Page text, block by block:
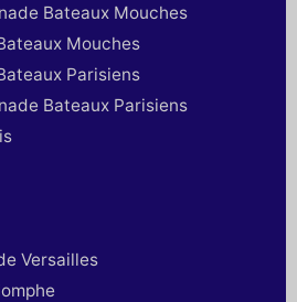
Bateaux Mouches
Mouches
Parisiens
Bateaux Parisiens
Versailles